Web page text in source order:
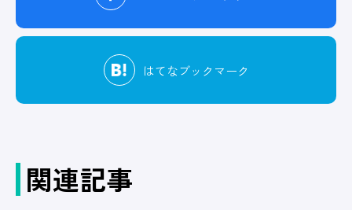
はてなブックマーク
関連記事